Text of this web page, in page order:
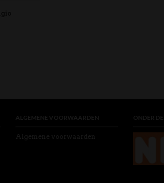
ALGEMENE VOORWAARDEN
Algemene voorwaarden
ONDER